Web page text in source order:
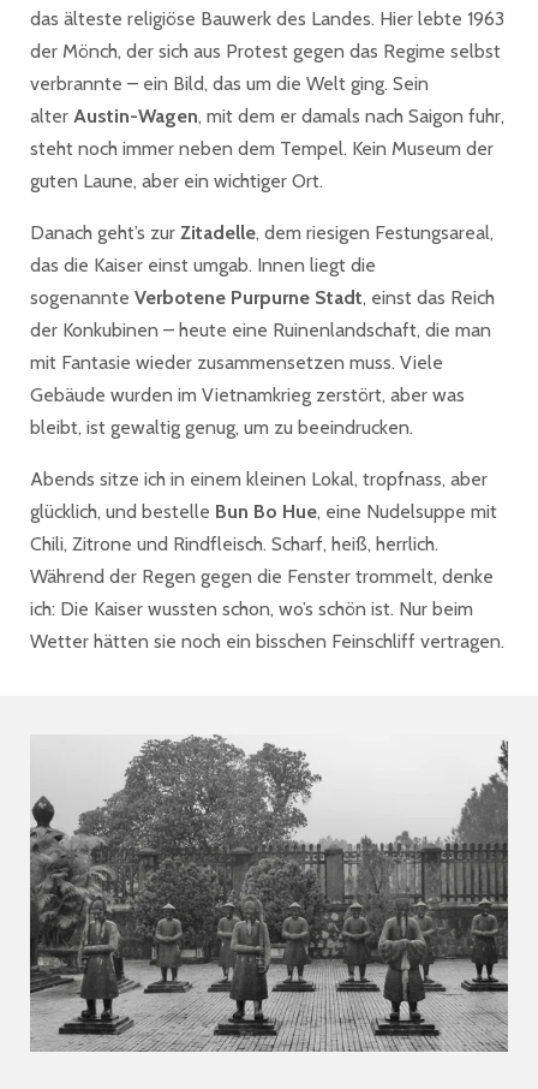
das älteste religiöse Bauwerk des Landes. Hier lebte 1963
der Mönch, der sich aus Protest gegen das Regime selbst
verbrannte – ein Bild, das um die Welt ging. Sein
alter Austin-Wagen, mit dem er damals nach Saigon fuhr,
steht noch immer neben dem Tempel. Kein Museum der
guten Laune, aber ein wichtiger Ort.
Danach geht’s zur Zitadelle, dem riesigen Festungsareal,
das die Kaiser einst umgab. Innen liegt die
sogenannte Verbotene Purpurne Stadt, einst das Reich
der Konkubinen – heute eine Ruinenlandschaft, die man
mit Fantasie wieder zusammensetzen muss. Viele
Gebäude wurden im Vietnamkrieg zerstört, aber was
bleibt, ist gewaltig genug, um zu beeindrucken.
Abends sitze ich in einem kleinen Lokal, tropfnass, aber
glücklich, und bestelle Bun Bo Hue, eine Nudelsuppe mit
Chili, Zitrone und Rindfleisch. Scharf, heiß, herrlich.
Während der Regen gegen die Fenster trommelt, denke
ich: Die Kaiser wussten schon, wo’s schön ist. Nur beim
Wetter hätten sie noch ein bisschen Feinschliff vertragen.